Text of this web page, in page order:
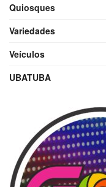
Quiosques
Variedades
Veículos
UBATUBA